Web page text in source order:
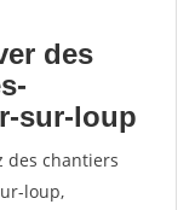
des
sur-loup
des chantiers
loup,